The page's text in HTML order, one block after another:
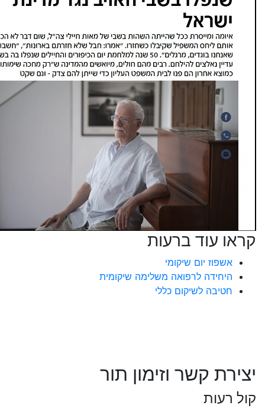
קראו עוד ברעות
אשפוז יום שיקומי
היחידה לרפואה משלימה שיקומית
חטיבה לשיקום כללי
יצירת קשר וזימון תור
קול רעות